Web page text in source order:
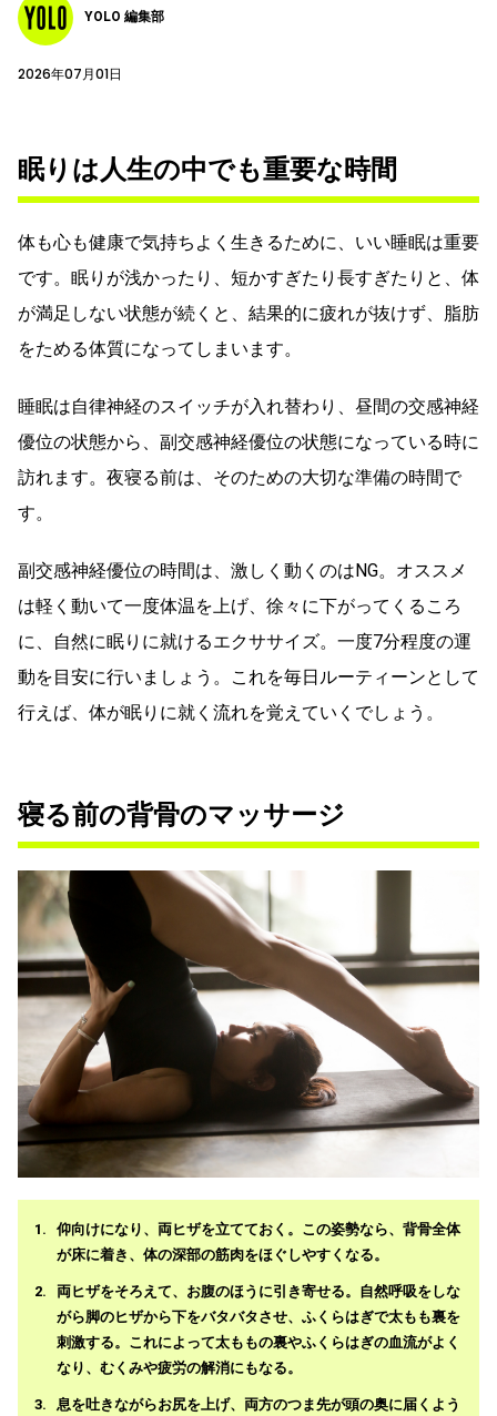
YOLO 編集部
2026年07月01日
眠りは人生の中でも重要な時間
体も心も健康で気持ちよく生きるために、いい睡眠は重要
です。眠りが浅かったり、短かすぎたり長すぎたりと、体
が満足しない状態が続くと、結果的に疲れが抜けず、脂肪
をためる体質になってしまいます。
睡眠は自律神経のスイッチが入れ替わり、昼間の交感神経
優位の状態から、副交感神経優位の状態になっている時に
訪れます。夜寝る前は、そのための大切な準備の時間で
す。
副交感神経優位の時間は、激しく動くのはNG。オススメ
は軽く動いて一度体温を上げ、徐々に下がってくるころ
に、自然に眠りに就けるエクササイズ。一度7分程度の運
動を目安に行いましょう。これを毎日ルーティーンとして
行えば、体が眠りに就く流れを覚えていくでしょう。
寝る前の背骨のマッサージ
仰向けになり、両ヒザを立てておく。この姿勢なら、背骨全体
が床に着き、体の深部の筋肉をほぐしやすくなる。
両ヒザをそろえて、お腹のほうに引き寄せる。自然呼吸をしな
がら脚のヒザから下をバタバタさせ、ふくらはぎで太もも裏を
刺激する。これによって太ももの裏やふくらはぎの血流がよく
なり、むくみや疲労の解消にもなる。
息を吐きながらお尻を上げ、両方のつま先が頭の奥に届くよう